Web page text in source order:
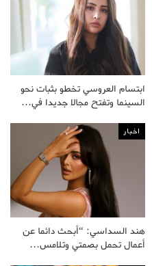
ابتسام العروسي تخطو بثبات نحو
السينما وتفتح مجالا جديدا في…
اخبار
هند السداسي: “أبحث دائما عن
أعمال تحمل بصمتي وتلامس…